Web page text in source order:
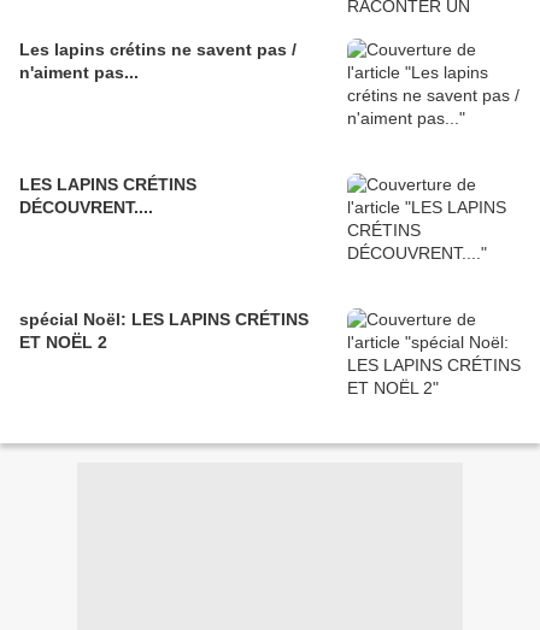
Les lapins crétins ne savent pas /
n'aiment pas...
LES LAPINS CRÉTINS
DÉCOUVRENT....
spécial Noël: LES LAPINS CRÉTINS
ET NOËL 2